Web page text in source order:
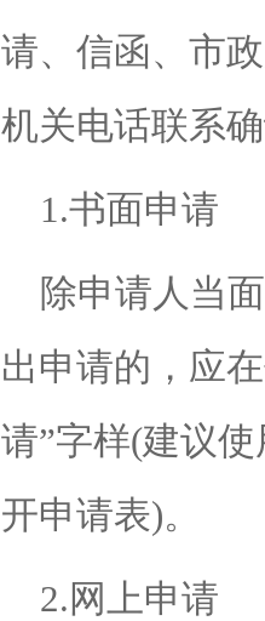
请、信函、 市
机关电话联系
1.书面申请
除申请人当
出申请的，应
请”字样(建议
开申请表)。
2.网上申请